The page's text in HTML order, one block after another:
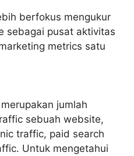
berfokus mengukur
sebagai pusat aktivitas
metrics satu
jumlah
sebuah website,
traffic, paid search
Untuk mengetahui